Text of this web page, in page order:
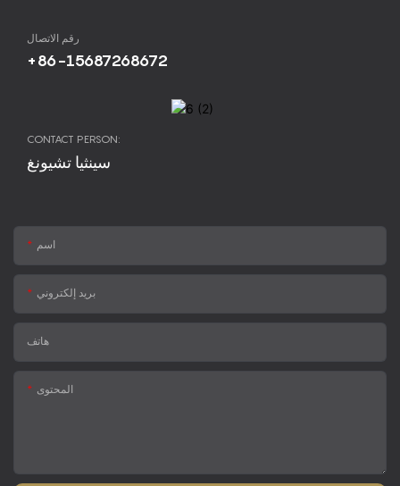
رقم الاتصال
+86-15687268672
CONTACT PERSON:
سينثيا تشيونغ
اسم
بريد إلكتروني
هاتف
المحتوى